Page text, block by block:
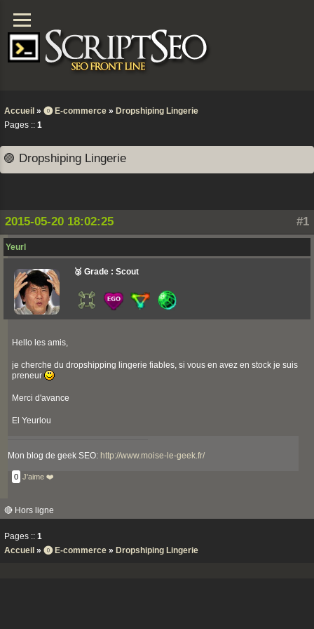
Accueil » ⓿ E-commerce » Dropshiping Lingerie
Pages :: 1
🟣 Dropshiping Lingerie
#1
2015-05-20 18:02:25
Yeurl
🥉 Grade : Scout
Hello les amis,
je cherche du dropshipping lingerie fiables, si vous en avez en stock je suis
preneur
Merci d'avance
El Yeurlou
Mon blog de geek SEO: http://www.moise-le-geek.fr/
0 J'aime ❤️
🔴 Hors ligne
Pages :: 1
Accueil » ⓿ E-commerce » Dropshiping Lingerie